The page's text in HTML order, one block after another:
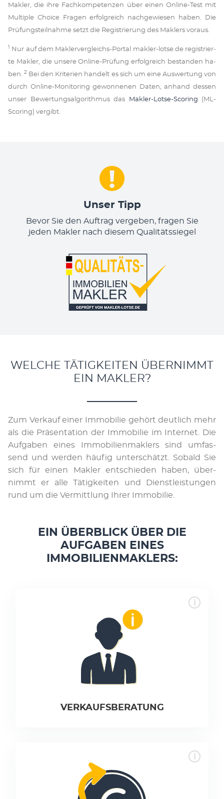
Mak­ler, die ih­re Fach­kom­pe­ten­zen über ei­nen On­li­ne-Test mit
Mul­ti­ple Choi­ce Fra­gen er­folg­reich nach­ge­wie­sen ha­ben. Die
Prü­fungs­teil­na­hme setzt die Re­gis­trie­rung des Mak­lers vor­aus.
1
Nur auf dem Mak­ler­ver­gleichs­-Por­tal mak­ler-lot­se.de re­gis­trier­
te Mak­ler, die un­se­re On­li­ne-Prü­fung er­folg­reich be­stan­den ha­
ben.2 Bei den Kri­te­ri­en han­delt es sich um ei­ne Aus­wer­tung von
durch On­li­ne-Mo­ni­to­ring ge­won­ne­nen Da­ten, an­hand des­sen
un­ser Be­wer­tungs­al­go­rith­mus das
Mak­ler-Lot­se-Sco­ring (ML-
Sco­ring) ver­gibt.
Unser Tipp
Bevor Sie den Auftrag vergeben, fragen Sie
jeden Makler nach diesem Qualitätssiegel
WELCHE TÄTIGKEITEN ÜBERNIMMT
EIN MAKLER?
Zum Ver­kauf ei­ner Im­­m­o­­bi­­lie ge­­hört deut­­lich mehr
als die Prä­­sen­­ta­­ti­­on der Im­­m­o­­bi­­lie im In­­ter­­net. Die
Auf­­ga­­ben ei­nes Im­­­m­o­­­b­i­­­li­en­­­mak­­­lers sind um­­fas­­
send und wer­­den häu­fig un­­ter­­schätzt. So­bald Sie
sich für ei­nen Mak­­ler ent­­schie­­den ha­ben, über­
nimmt er al­le Tä­­tig­­kei­­ten und Dienst­­lei­s­tun­­gen
rund um die Ver­­mitt­­lung Ih­rer Im­­­­mo­­­­bi­­­lie.
EIN ÜBERBLICK ÜBER DIE
AUFGABEN EINES
IMMOBILIENMAKLERS:
VER­KAUFS­BE­RAT­UNG